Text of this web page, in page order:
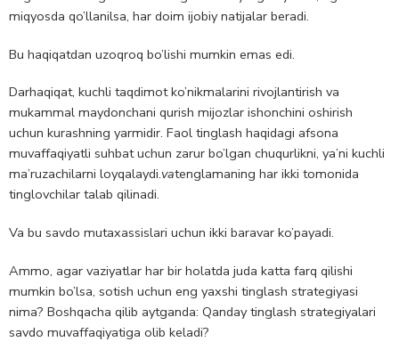
miqyosda qo’llanilsa, har doim ijobiy natijalar beradi.
Bu haqiqatdan uzoqroq bo’lishi mumkin emas edi.
Darhaqiqat, kuchli taqdimot ko’nikmalarini rivojlantirish va
mukammal maydonchani qurish mijozlar ishonchini oshirish
uchun kurashning yarmidir. Faol tinglash haqidagi afsona
muvaffaqiyatli suhbat uchun zarur bo’lgan chuqurlikni, ya’ni kuchli
ma’ruzachilarni loyqalaydi.vatenglamaning har ikki tomonida
tinglovchilar talab qilinadi.
Va bu savdo mutaxassislari uchun ikki baravar ko’payadi.
Ammo, agar vaziyatlar har bir holatda juda katta farq qilishi
mumkin bo’lsa, sotish uchun eng yaxshi tinglash strategiyasi
nima? Boshqacha qilib aytganda: Qanday tinglash strategiyalari
savdo muvaffaqiyatiga olib keladi?